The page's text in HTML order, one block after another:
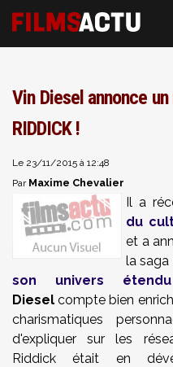
Vin Diesel annonce
RIDDICK !
Le 23/11/2015 à 12:48
Par Maxime Chevalier
Il a
du
et a
la saga
son univers
Diesel compte bien
charismatiques
d'expliquer sur les
Riddick était en